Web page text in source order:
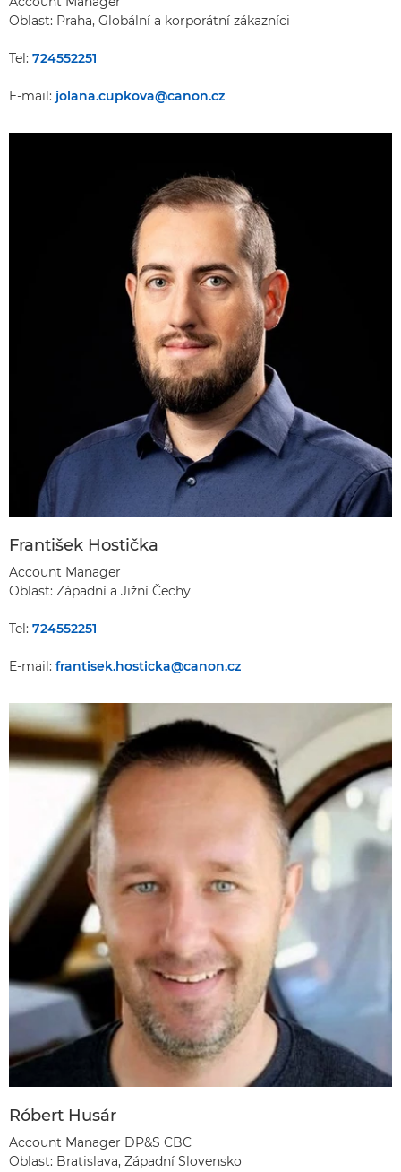
Oblast: Praha, Globální a korporátní zákazníci
Tel: 724552251
E-mail: jolana.cupkova@canon.cz
František Hostička
Account Manager
Oblast: Západní a Jižní Čechy
Tel: 724552251
E-mail: frantisek.hosticka@canon.cz
Róbert Husár
Account Manager DP&S CBC
Oblast: Bratislava, Západní Slovensko